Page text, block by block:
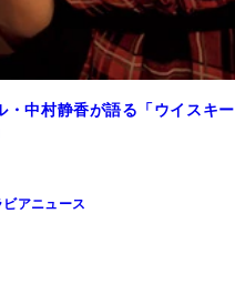
・中村静香が語る「ウイスキー
ビアニュース